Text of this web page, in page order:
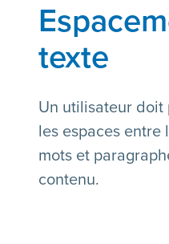
texte
Un utilisateur doit
les espaces entre
mots et
contenu.